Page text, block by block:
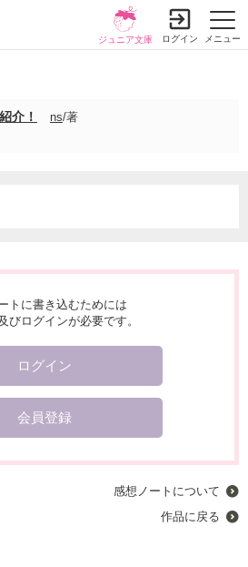
メニュー
ジュニア文庫 ログイン
介！ ns/著
トに書き込むためには
びログインが必要です。
ログイン
会員登録
感想ノートについて
作品に戻る